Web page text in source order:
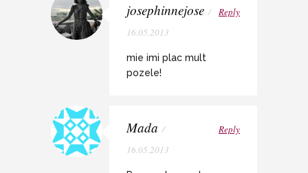
josephinnejose /
16.05.2013
Reply
mie imi plac mult
pozele!
Mada /
16.05.2013
Reply